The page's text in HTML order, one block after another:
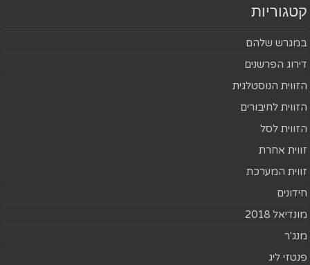
קטגוריות
במגרש שלהם
דירוג הפרשנים
הזווית הנוסטלגית
הזווית לחיבורים
הזווית לסל
זווית אחרת
זווית המערכת
חידונים
מונדיאל 2018
מנג'ר
פנטזי ליג